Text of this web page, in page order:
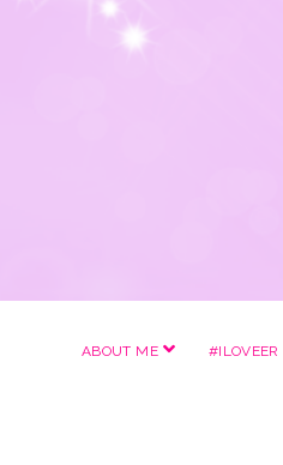
ABOUT ME apri
#ILOVEER